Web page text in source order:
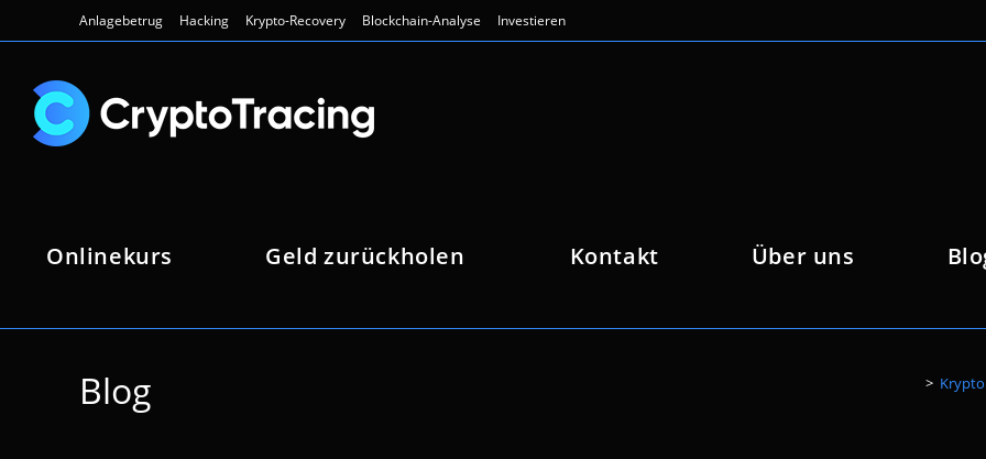
Inhalt
Anlagebetrug Hacking Krypto-Recovery Blockchain-Analyse Investieren
Onlinekurs Geld zurückholen Kontakt Über uns
Blog >